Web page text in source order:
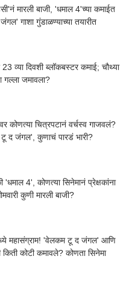
मारली बाजी, 'धमाल 4'च्या कमाईत
गाशा गुंडाळण्याच्या तयारीत
व्या दिवशी ब्लॉकबस्टर कमाई; चौथ्या
गल्ला जमावला?
कोणत्या चित्रपटानं वर्चस्व गाजवलं?
द जंगल', कुणाचं पारडं भारी?
4', कोणत्या सिनेमानं प्रेक्षकांना
कुणी मारली बाजी?
महासंग्राम! 'वेलकम टू द जंगल' आणि
किती कोटी कमावले? कोणता सिनेमा